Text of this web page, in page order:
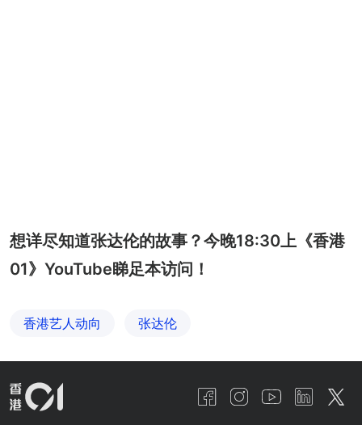
想详尽知道张达伦的故事？今晚18:30上《香港
01》YouTube睇足本访问！
香港艺人动向 张达伦